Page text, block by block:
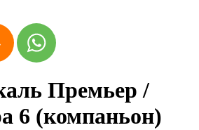
Премьер /
6 (компаньон)